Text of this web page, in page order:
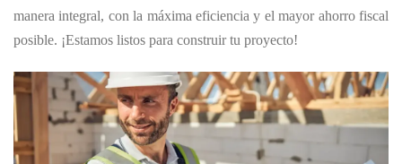
manera integral, con la máxima eficiencia y el mayor ahorro fiscal
posible. ¡Estamos listos para construir tu proyecto!